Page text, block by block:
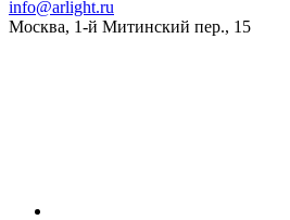
info@arlight.ru
Москва, 1-й Митинский пер., 15